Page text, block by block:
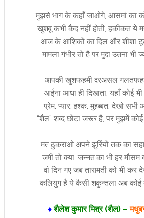
मुझसे भाग के कहाँ जाओगे, आसमां का
खुशबू कभी कैद नहीं होती, हकीकत ये
आज के आशिकों का दिल और शीशा
मामला गंभीर तो है पर मुद्दा उतना भी
आपकी खुशफहमी दरअसल
आईना आधा ही दिखाता, यहाँ कोई
प्रेम, प्यार, इश्क, मुहब्बत, देखो
“शैल” शब्द छोटा जरूर है, पर मुझमें
मत ठुकराओ अपने झुर्रियों तक का
जमीं तो क्या, जन्नत का भी हर मौसम
वो दिन गए जब तारामती को भी कर
कलियुग है ये कैसी शकुन्तला अब कोई
♦शैलेश कुमार मिश्र (शैल) –